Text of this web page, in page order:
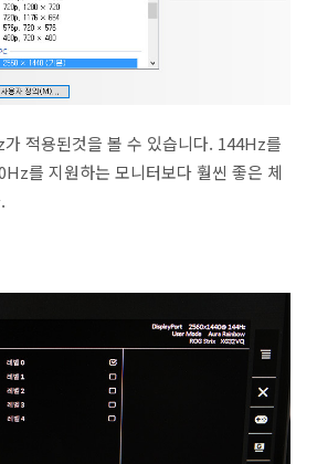
적용된것을 볼 수 있습니다. 144Hz를
를 지원하는 모니터보다 훨씬 좋은 체